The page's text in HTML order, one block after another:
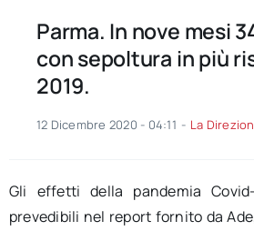
Parma. In nove mesi
con sepoltura in più
2019.
12 Dicembre 2020 - 04:11 - La
Gli effetti della pandemia
prevedibili nel report fornito da